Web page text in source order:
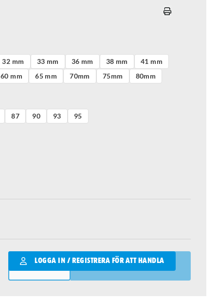
32 mm 33 mm 36 mm 38 mm
41 mm
60 mm
65 mm 70mm 75mm 80mm
87 90 93 95
LOGGA IN / REGISTRERA FÖR ATT HANDLA
Qantity
LÄGG I VARUKORGEN